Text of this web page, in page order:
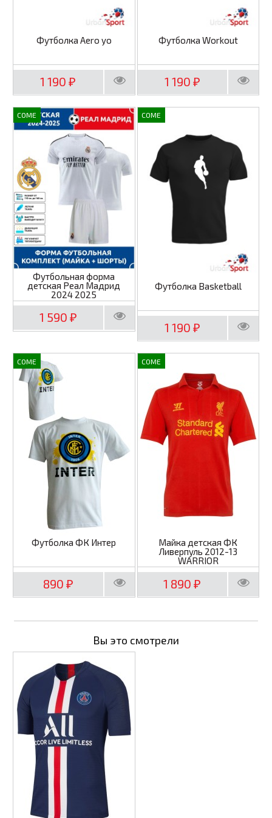
Футболка Aero yo
1 190₽
Футболка Workout
1 190 ₽
COME
Футбольная форма
детская Реал Мадрид
2024 2025
1 590 ₽
COME
Футболка Basketball
1 190 ₽
COME
Футболка ФК Интер
890 ₽
COME
Майка детская ФК
Ливерпуль 2012-13
WARRIOR
1 890₽
Вы это смотрели